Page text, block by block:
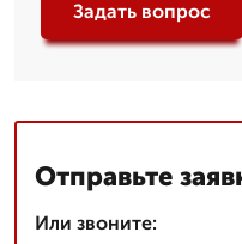
Задать вопрос
Отправьте
Или звоните: